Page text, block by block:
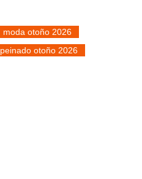
moda otoño 2026
peinado otoño 2026